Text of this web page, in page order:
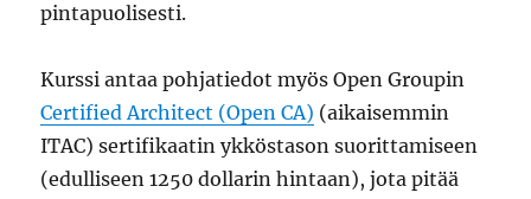
pintapuolisesti.
Kurssi antaa pohjatiedot myös Open Groupin
Certified Architect (Open CA) (aikaisemmin
ITAC) sertifikaatin ykköstason suorittamiseen
(edulliseen 1250 dollarin hintaan), jota pitää